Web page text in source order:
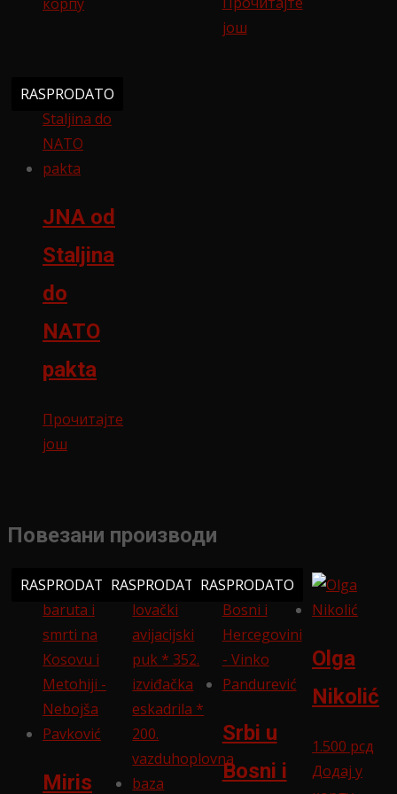
још
RASPRODATO
JNA od
Staljina
do
NATO
pakta
Прочитајте
још
Повезани производи
RASPRODATO
Miris
RASPRODATORASPRODATO
Srbi u
Bosni i
Olga
Nikolić
1.500 рсд
Додај у